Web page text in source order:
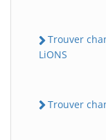
Trouver
LiONS
Trouver